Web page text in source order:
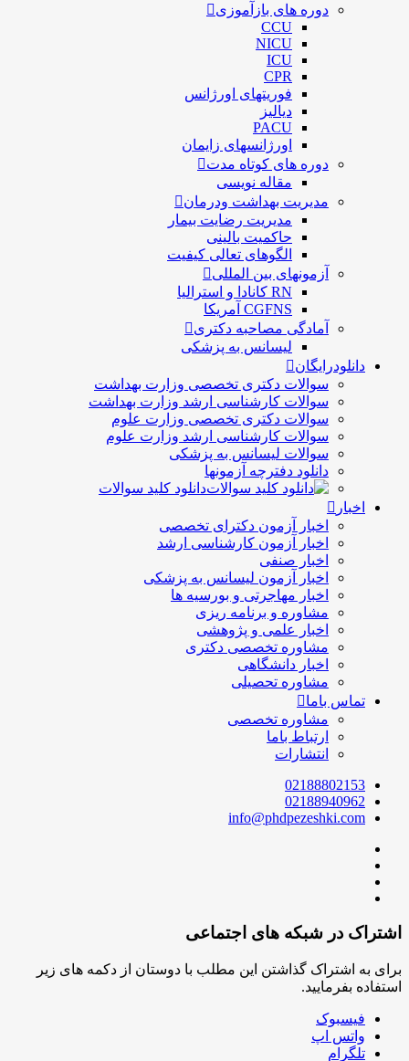
دوره های بازآموزی
CCU
NICU
ICU
CPR
فوریتهای اورژانس
دیالیز
PACU
اورژانسهای زایمان
دوره های کوتاه مدت
مقاله نویسی
مدیریت بهداشت ودرمان
مديريت رضايت بيمار
حاكميت بالينی
الگوهای تعالی کيفيت
آزمونهای بین المللی
RN کانادا و استرالیا
CGFNS آمریکا
آمادگی مصاحبه دکتری
لیسانس به پزشکی
دانلودرایگان
سوالات دکتری تخصصی وزارت بهداشت
سوالات کارشناسی ارشد وزارت بهداشت
سوالات دکتری تخصصی وزارت علوم
سوالات کارشناسی ارشد وزارت علوم
سوالات لیسانس به پزشکی
دانلود دفترچه آزمونها
دانلود کلید سوالات
اخبار
اخبار آزمون دکترای تخصصی
اخبار آزمون کارشناسی ارشد
اخبار صنفی
اخبار آزمون لیسانس به پزشکی
اخبار مهاجرتی و بورسیه ها
مشاوره و برنامه ریزی
اخبار علمی و پژوهشی
مشاوره تخصصی دکتری
اخبار دانشگاهی
مشاوره تحصیلی
تماس باما
مشاوره تخصصی
ارتباط باما
انتشارات
02188802153
02188940962
info@phdpezeshki.com
اشتراک در شبکه های اجتماعی
برای به اشتراک گذاشتن این مطلب با دوستان از دکمه های زیر
استفاده بفرمایید.
فیسبوک
واتس اپ
تلگرام